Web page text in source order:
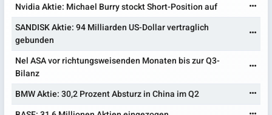
Nvidia Aktie: Michael Burry stockt Short-Position auf
SANDISK Aktie: 94 Milliarden US-Dollar vertraglich
gebunden
Nel ASA vor richtungsweisenden Monaten bis zur Q3-
Bilanz
BMW Aktie: 30,2 Prozent Absturz in China im Q2